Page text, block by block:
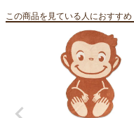
この商品を見ている人におすすめ